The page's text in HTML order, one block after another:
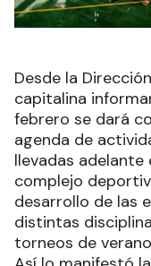
Desde la
capitalina
febrero se dará
agenda de
llevadas adelante
complejo
desarrollo de las
distintas
torneos de